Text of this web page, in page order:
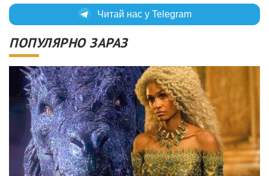
Читай нас у Telegram
ПОПУЛЯРНО ЗАРАЗ